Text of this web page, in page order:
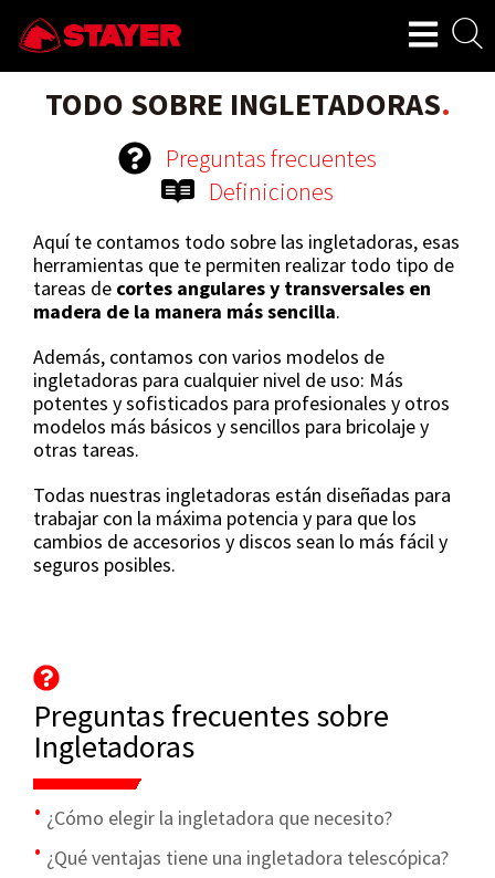
TODO SOBRE INGLETADORAS.
Preguntas frecuentes
Definiciones
Aquí te contamos todo sobre las ingletadoras, esas
herramientas que te permiten realizar todo tipo de
tareas de cortes angulares y transversales en
madera de la manera más sencilla.
Además, contamos con varios modelos de
ingletadoras para cualquier nivel de uso: Más
potentes y sofisticados para profesionales y otros
modelos más básicos y sencillos para bricolaje y
otras tareas.
Todas nuestras ingletadoras están diseñadas para
trabajar con la máxima potencia y para que los
cambios de accesorios y discos sean lo más fácil y
seguros posibles.
Preguntas frecuentes sobre
Ingletadoras
¿Cómo elegir la ingletadora que necesito?
¿Qué ventajas tiene una ingletadora telescópica?